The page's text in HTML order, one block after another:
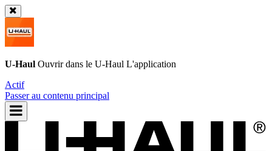
U-Haul Ouvrir dans le U-Haul L'application
Actif
Passer au contenu principal